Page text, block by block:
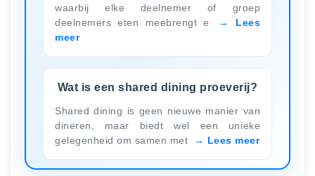
waarbij elke deelnemer of groep
deelnemers eten meebrengt e
Lees
meer
Wat is een shared dining proeverij?
Shared dining is geen nieuwe manier van
dineren, maar biedt wel een unieke
gelegenheid om samen met
Lees meer